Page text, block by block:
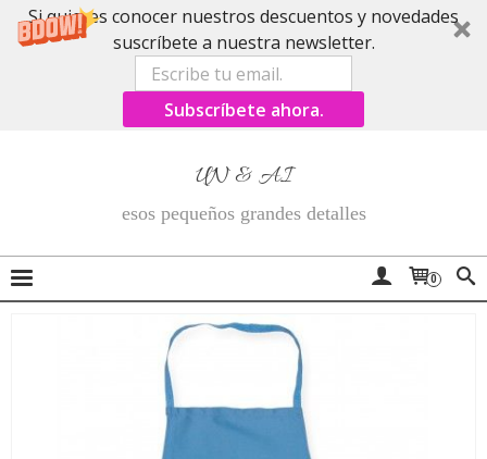
Si quieres conocer nuestros descuentos y novedades
suscríbete a nuestra newsletter.
Subscríbete ahora.
UN & AI
esos pequeños grandes detalles
0